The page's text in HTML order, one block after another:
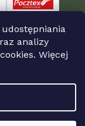
analizy
Więcej
prawa